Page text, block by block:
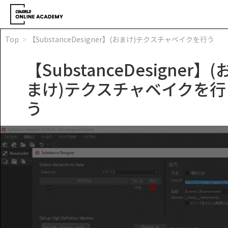
Top 【SubstanceDesigner】(おまけ)テクスチャベイクを行う
【SubstanceDesigner】(
まけ)テクスチャベイクを行
う